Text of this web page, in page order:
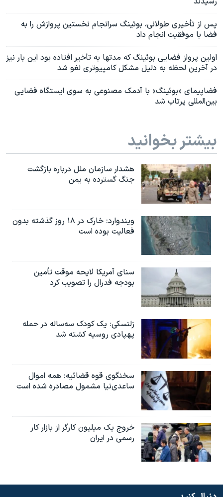
پس از تأخیری طولانی، بوئینگ سرانجام نخستین پروازش را به
فضا با موفقیت انجام داد
اولین پرواز فضایی بوئینگ که مدتها به تأخیر افتاده بود این بار نیز
در آخرین لحظه به دلیل مشکل کامپیوتری لغو شد
فضاپیمای «بوئینگ» با آدمک‌ مصنوعی به سوی ایستگاه فضایی
بین‌المللی پرتاب شد
بیشتر بخوانید
هشدار سازمان ملل درباره بازگشت
جنگ گسترده به یمن
ویندوارد: خارک در ۱۸ روز گذشته بدون
فعالیت بوده است
سنای آمریکا لایحه موقت تأمین
بودجه فدرال را تصویب کرد
زلنسکی: یک کودک سه‌ساله در حمله
پهپادی روسیه کشته شد
سخنگوی قوه قضائیه: همه اموال
ساعدی‌نیا مشمول مصادره شده است
خروج یک میلیون کارگر از بازار کار
رسمی در ایران